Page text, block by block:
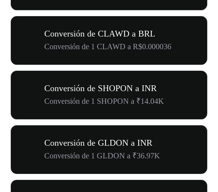
Conversión de CLAWD a BRL
Conversión de 1 CLAWD a R$0.000036
Conversión de SHOPON a INR
Conversión de 1 SHOPON a ₹14.04K
Conversión de GLDON a INR
Conversión de 1 GLDON a ₹36.97K